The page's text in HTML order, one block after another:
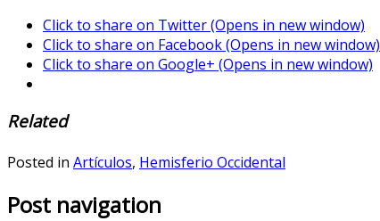
Click to share on Twitter (Opens in new window)
Click to share on Facebook (Opens in new window)
Click to share on Google+ (Opens in new window)
Related
Posted in Artículos, Hemisferio Occidental
Post navigation